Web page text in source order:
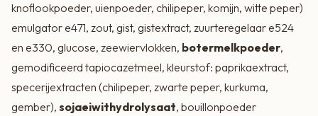
knoflookpoeder, uienpoeder, chilipeper, komijn, witte peper)
emulgator e471, zout, gist, gistextract, zuurteregelaar e524
en e330, glucose, zeewiervlokken, botermelkpoeder,
gemodificeerd tapiocazetmeel, kleurstof: paprikaextract,
specerijextracten (chilipeper, zwarte peper, kurkuma,
gember), sojaeiwithydrolysaat, bouillonpoeder